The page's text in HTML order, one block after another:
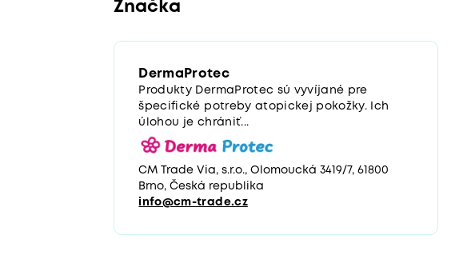
Značka
DermaProtec
Produkty DermaProtec sú vyvíjané pre
špecifické potreby atopickej pokožky. Ich
úlohou je chrániť...
CM Trade Via, s.r.o., Olomoucká 3419/7, 61800
Brno, Česká republika
info@cm-trade.cz